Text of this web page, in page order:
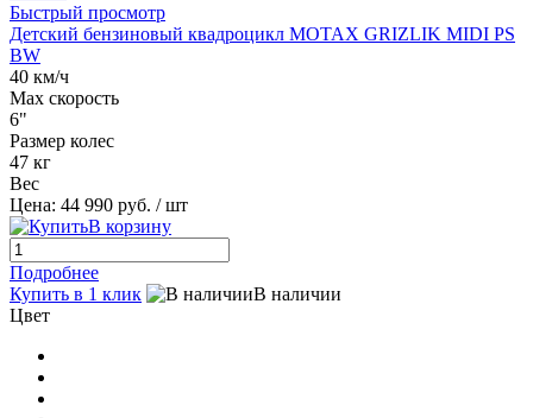
Быстрый просмотр
Детский бензиновый квадроцикл MOTAX GRIZLIK MIDI PS
BW
40 км/ч
Max скорость
6"
Размер колес
47 кг
Вес
Цена: 44 990 руб. / шт
В корзину
Подробнее
Купить в 1 клик
В наличии
Цвет